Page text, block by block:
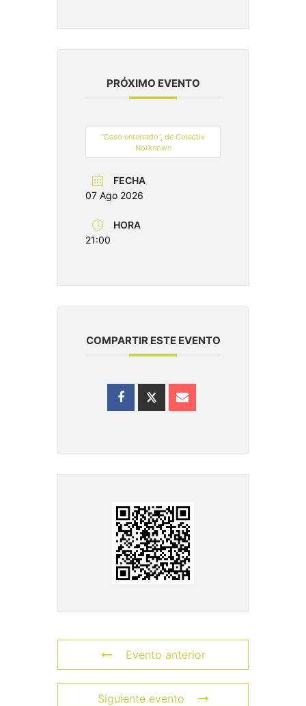
PRÓXIMO EVENTO
“Caso enterrado”, de Colectiv
Notknown
FECHA
07 Ago 2026
HORA
21:00
COMPARTIR ESTE EVENTO
Evento anterior
Siguiente evento